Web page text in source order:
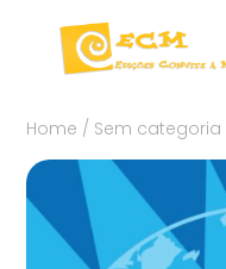
Home / Sem categoria